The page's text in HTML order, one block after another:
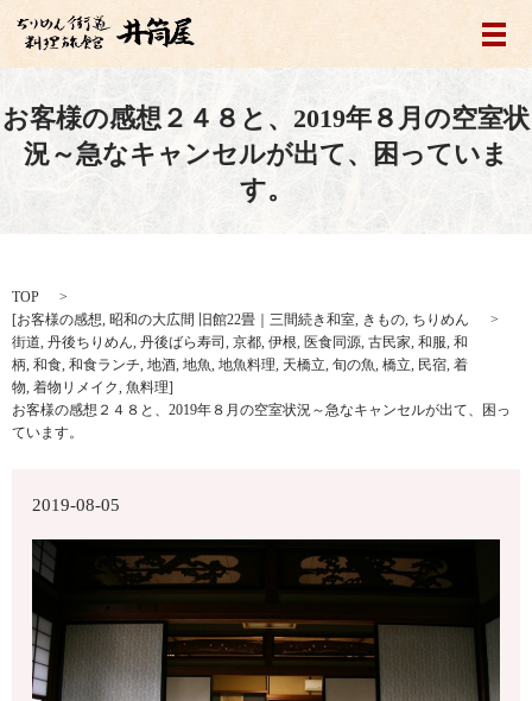
メ
お客様の感想２４８と、2019年８月の空室状
況～急なキャンセルが出て、困っていま
す。
TOP
[お客様の感想, 昭和の大広間 旧館22畳｜三間続き和室, きもの, ちりめん
街道, 丹後ちりめん, 丹後ばら寿司 , 京都, 伊根, 医食同源, 古民家, 和服, 和
柄, 和食, 和食ランチ, 地酒, 地魚, 地魚料理, 天橋立, 旬の魚, 橋立, 民宿, 着
物, 着物リメイク, 魚料理]
お客様の感想２４８と、2019年８月の空室状況～急なキャンセルが出て、困っ
ています。
2019-08-05